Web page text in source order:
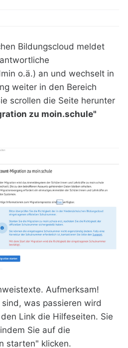
Bildungscloud meldet
o.ä.) an und wechselt in
weiter in den Bereich
scrollen die Seite herunter
zu moin.schule"
Aufmerksam!
was passieren wird
Link die Hilfeseiten. Sie
Sie auf die
starten" klicken.